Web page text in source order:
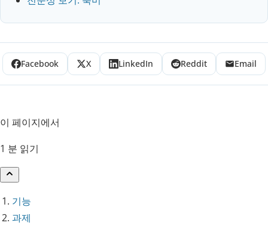
Facebook X LinkedIn Reddit Email
이 페이지에서
1 분 읽기
기능
과제